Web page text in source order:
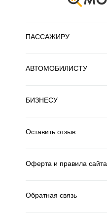
ПАССАЖИРУ
АВТОМОБИЛИСТУ
БИЗНЕСУ
Оставить отзыв
Оферта и правила сайта
Обратная связь